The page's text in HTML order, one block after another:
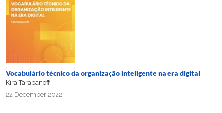
Vocabulário técnico da organização inteligente na era digital
Kira Tarapanoff
22 December 2022